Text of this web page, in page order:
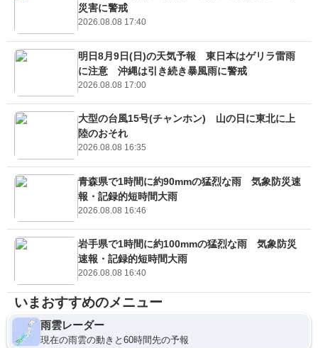
災害に警戒
2026.08.08 17:40
明日8月9日(日)の天気予報 東日本はゲリラ雷雨
に注意 沖縄は引き続き暴風雨に警戒
2026.08.08 17:00
大型の台風15号(チャンホン) 山の日に東北に上
陸のおそれ
2026.08.08 16:35
青森県で1時間に約90mmの猛烈な雨 気象防災速
報・記録的短時間大雨
2026.08.08 16:46
岩手県で1時間に約100mmの猛烈な雨 気象防災
速報・記録的短時間大雨
2026.08.08 16:40
いまおすすめのメニュー
雨雲レーダー
現在の雨雲の動きと60時間先の予報